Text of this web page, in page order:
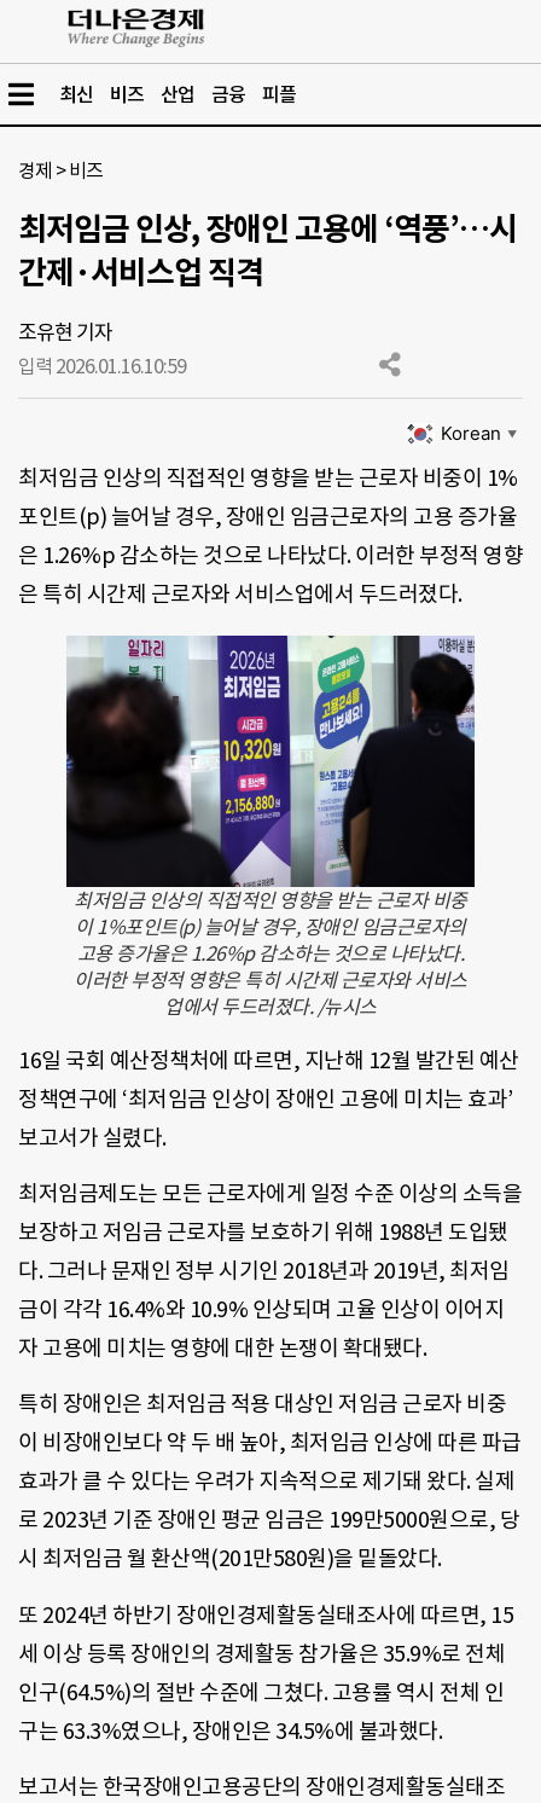
최신 비즈 산업 금융 피플
경제 >비즈
최저임금 인상, 장애인 고용에 ‘역풍’…시
간제·서비스업 직격
조유현 기자
입력 2026.01.16.10:59
Korean ▼
최저임금 인상의 직접적인 영향을 받는 근로자 비중이 1%
포인트(p) 늘어날 경우, 장애인 임금근로자의 고용 증가율
은 1.26%p 감소하는 것으로 나타났다. 이러한 부정적 영향
은 특히 시간제 근로자와 서비스업에서 두드러졌다.
최저임금 인상의 직접적인 영향을 받는 근로자 비중
이 1%포인트(p) 늘어날 경우, 장애인 임금근로자의
고용 증가율은 1.26%p 감소하는 것으로 나타났다.
이러한 부정적 영향은 특히 시간제 근로자와 서비스
업에서 두드러졌다. /뉴시스
16일 국회 예산정책처에 따르면, 지난해 12월 발간된 예산
정책연구에 ‘최저임금 인상이 장애인 고용에 미치는 효과’
보고서가 실렸다.
최저임금제도는 모든 근로자에게 일정 수준 이상의 소득을
보장하고 저임금 근로자를 보호하기 위해 1988년 도입됐
다. 그러나 문재인 정부 시기인 2018년과 2019년, 최저임
금이 각각 16.4%와 10.9% 인상되며 고율 인상이 이어지
자 고용에 미치는 영향에 대한 논쟁이 확대됐다.
특히 장애인은 최저임금 적용 대상인 저임금 근로자 비중
이 비장애인보다 약 두 배 높아, 최저임금 인상에 따른 파급
효과가 클 수 있다는 우려가 지속적으로 제기돼 왔다. 실제
로 2023년 기준 장애인 평균 임금은 199만5000원으로, 당
시 최저임금 월 환산액(201만580원)을 밑돌았다.
또 2024년 하반기 장애인경제활동실태조사에 따르면, 15
세 이상 등록 장애인의 경제활동 참가율은 35.9%로 전체
인구(64.5%)의 절반 수준에 그쳤다. 고용률 역시 전체 인
구는 63.3%였으나, 장애인은 34.5%에 불과했다.
보고서는 한국장애인고용공단의 장애인경제활동실태조